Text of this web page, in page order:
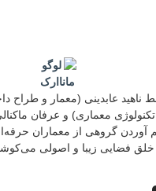
ناهید عابدینی (معمار و طراح
معماری) و عرفان
فضایی زیبا و اصولی